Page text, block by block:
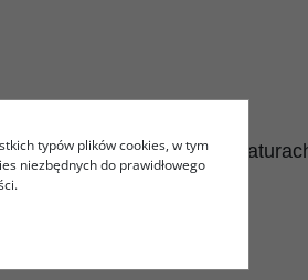
w najwyższych
typów plików cookies, w tym
niezbędnych do prawidłowego